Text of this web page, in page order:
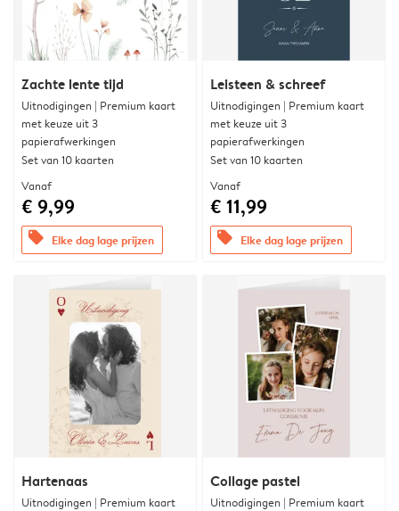
Zachte lente tijd
Uitnodigingen | Premium kaart
met keuze uit 3
papierafwerkingen
Set van 10 kaarten
Vanaf
€ 9,99
offers Elke dag lage prijzen
Leisteen & schreef
Uitnodigingen | Premium kaart
met keuze uit 3
papierafwerkingen
Set van 10 kaarten
Vanaf
€ 11,99
offers Elke dag lage prijzen
Hartenaas
Uitnodigingen | Premium kaart
Collage pastel
Uitnodigingen | Premium kaart